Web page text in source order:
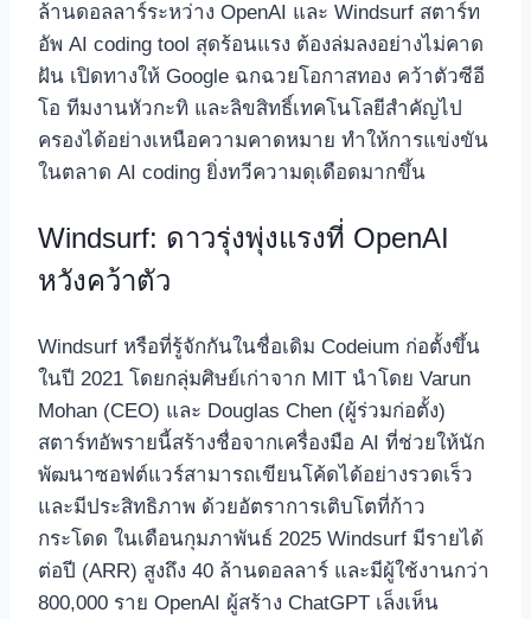
ล้านดอลลาร์ระหว่าง OpenAI และ Windsurf สตาร์ท
อัพ AI coding tool สุดร้อนแรง ต้องล่มลงอย่างไม่คาด
ฝัน เปิดทางให้ Google ฉกฉวยโอกาสทอง คว้าตัวซีอี
โอ ทีมงานหัวกะทิ และลิขสิทธิ์เทคโนโลยีสำคัญไป
ครองได้อย่างเหนือความคาดหมาย ทำให้การแข่งขัน
ในตลาด AI coding ยิ่งทวีความดุเดือดมากขึ้น
Windsurf: ดาวรุ่งพุ่งแรงที่ OpenAI
หวังคว้าตัว
Windsurf หรือที่รู้จักกันในชื่อเดิม Codeium ก่อตั้งขึ้น
ในปี 2021 โดยกลุ่มศิษย์เก่าจาก MIT นำโดย Varun
Mohan (CEO) และ Douglas Chen (ผู้ร่วมก่อตั้ง)
สตาร์ทอัพรายนี้สร้างชื่อจากเครื่องมือ AI ที่ช่วยให้นัก
พัฒนาซอฟต์แวร์สามารถเขียนโค้ดได้อย่างรวดเร็ว
และมีประสิทธิภาพ ด้วยอัตราการเติบโตที่ก้าว
กระโดด ในเดือนกุมภาพันธ์ 2025 Windsurf มีรายได้
ต่อปี (ARR) สูงถึง 40 ล้านดอลลาร์ และมีผู้ใช้งานกว่า
800,000 ราย OpenAI ผู้สร้าง ChatGPT เล็งเห็น